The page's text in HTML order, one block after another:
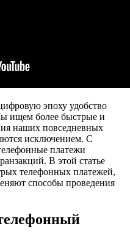
эпоху удобство
ищем более быстрые и
наших повседневных
исключением. С
платежи
В этой статье
телефонных платежей,
способы проведения